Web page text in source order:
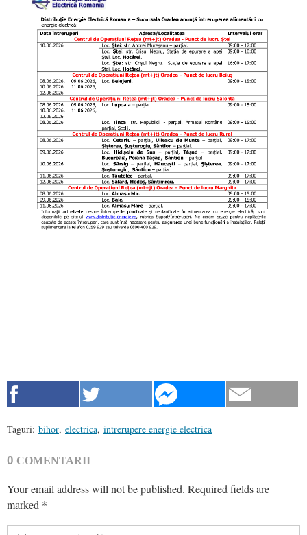
Taguri: bihor, electrica, intrerupere energie electrica
0 COMENTARII
Your email address will not be published. Required fields are
marked *